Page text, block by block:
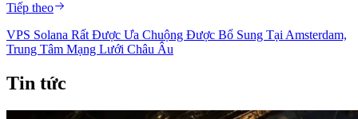
Tiếp theo
VPS Solana Rất Được Ưa Chuộng Được Bổ Sung Tại Amsterdam,
Trung Tâm Mạng Lưới Châu Âu
Tin tức